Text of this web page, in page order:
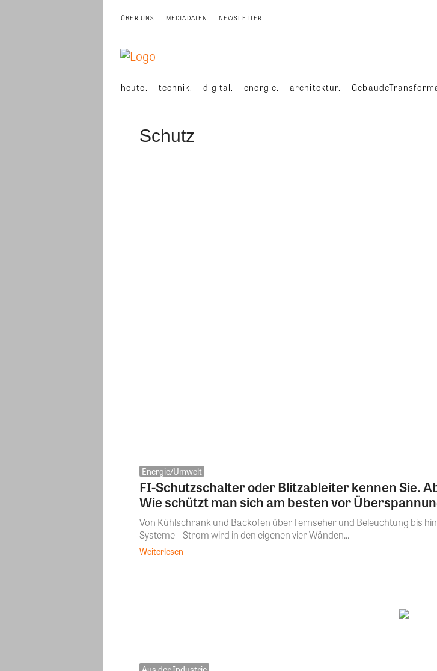
ÜBER UNS MEDIADATEN NEWSLETTER
heute. technik. digital. energie. architektur.
Schutz
Energie/Umwelt
FI-Schutzschalter oder Blitzableiter kennen Sie.
Wie schützt man sich am besten vor
Von Kühlschrank und Backofen über Fernseher und Beleuchtung bis
Systeme – Strom wird in den eigenen vier Wänden...
Weiterlesen